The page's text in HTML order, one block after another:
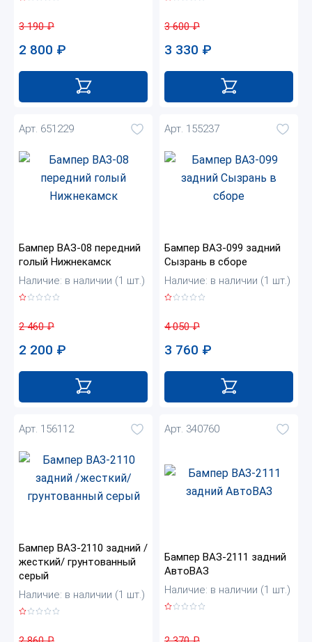
3 190₽
2 800 ₽
3 600₽
3 330 ₽
Арт. 651229
Бампер ВАЗ-08 передний
голый Нижнекамск
Наличие: в наличии (1 шт.)
2 460₽
2 200 ₽
Арт. 155237
Бампер ВАЗ-099 задний
Сызрань в сборе
Наличие: в наличии (1 шт.)
4 050₽
3 760 ₽
Арт. 156112
Бампер ВАЗ-2110 задний /
жесткий/ грунтованный
серый
Наличие: в наличии (1 шт.)
Арт. 340760
Бампер ВАЗ-2111 задний
АвтоВАЗ
Наличие: в наличии (1 шт.)